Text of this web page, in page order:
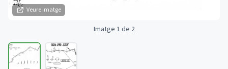
Veure imatge
Imatge 1 de 2